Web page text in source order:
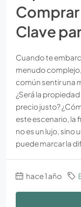
Comprar
Clave
Cuando te
menudo
común sentir una
¿Será la
precio justo?
este escenario, la
no es un lujo, sino
puede marcar la
hace 1 año